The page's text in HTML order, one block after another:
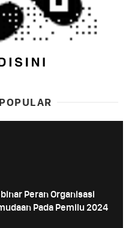
Peran Organisasi
Pada Pemilu 2024